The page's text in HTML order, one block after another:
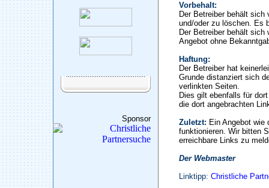
Sponsor
Vorbehalt:
Der Betreiber behält sich
und/oder zu löschen. Es
Der Betreiber behält sich
Angebot ohne
Haftung:
Der Betreiber hat
Grunde distanziert sich
verlinkten Seiten.
Dies gilt ebenfalls für
die dort angebrachten
Zuletzt: Ein Angebot wie
funktionieren. Wir bitten
erreichbare Links zu
Der Webmaster
Linktipp: Christliche